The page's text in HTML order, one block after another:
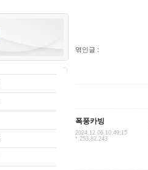
엮인글 :
폭풍카빙
2024.12.06 10:49:15
*.253.82.243